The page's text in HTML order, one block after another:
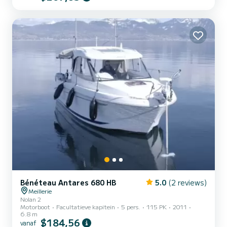
nu gaat om klassiek skiën (bi- of monoski), wakeboarden of surfen,
Bénéteau Antares 680 HB 5.0 (2 reviews)
Meillerie
Nolan 2
Motorboot
Facultatieve kapitein 5 pers. 115 PK
2011
6.8 m
vanaf $184,56